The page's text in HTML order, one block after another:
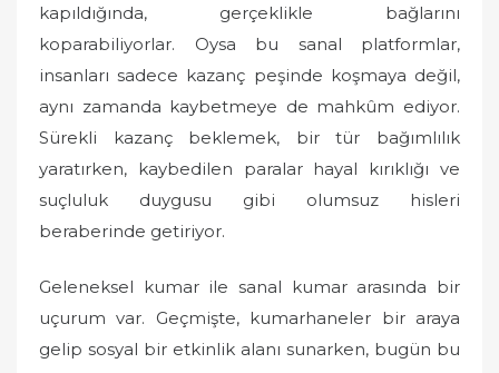
kapıldığında, gerçeklikle bağlarını
koparabiliyorlar. Oysa bu sanal platformlar,
insanları sadece kazanç peşinde koşmaya değil,
aynı zamanda kaybetmeye de mahkûm ediyor.
Sürekli kazanç beklemek, bir tür bağımlılık
yaratırken, kaybedilen paralar hayal kırıklığı ve
suçluluk duygusu gibi olumsuz hisleri
beraberinde getiriyor.
Geleneksel kumar ile sanal kumar arasında bir
uçurum var. Geçmişte, kumarhaneler bir araya
gelip sosyal bir etkinlik alanı sunarken, bugün bu